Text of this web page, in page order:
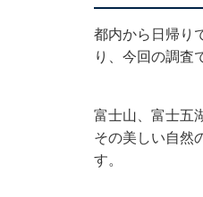
都内から日帰り
り、今回の調査
富士山、富士五
その美しい自然
す。